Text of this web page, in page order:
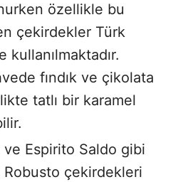
özellikle bu
çekirdekler Türk
kullanılmaktadır.
fındık ve çikolata
tatlı bir karamel
Espirito Saldo gibi
çekirdekleri